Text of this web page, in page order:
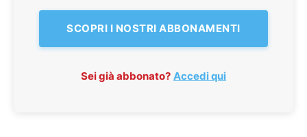
SCOPRI I NOSTRI ABBONAMENTI
Sei già abbonato? Accedi qui